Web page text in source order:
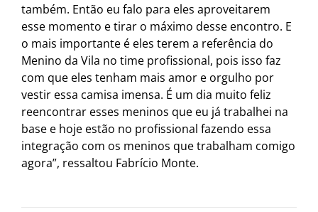
também. Então eu falo para eles aproveitarem
esse momento e tirar o máximo desse encontro. E
o mais importante é eles terem a referência do
Menino da Vila no time profissional, pois isso faz
com que eles tenham mais amor e orgulho por
vestir essa camisa imensa. É um dia muito feliz
reencontrar esses meninos que eu já trabalhei na
base e hoje estão no profissional fazendo essa
integração com os meninos que trabalham comigo
agora”, ressaltou Fabrício Monte.